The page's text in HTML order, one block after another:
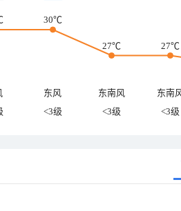
30℃
27℃ 27℃
东风 东南风
东南
<3级 <3级 <3级